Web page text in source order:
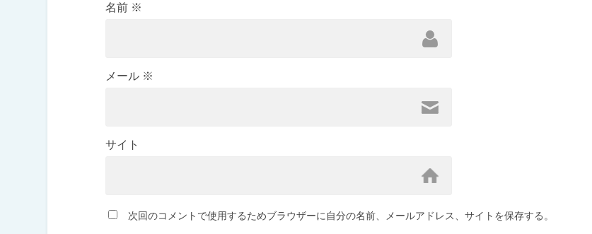
名前 ※
メール ※
サイト
次回のコメントで使用するためブラウザーに自分の名前、メールアドレス、サイトを保存する。